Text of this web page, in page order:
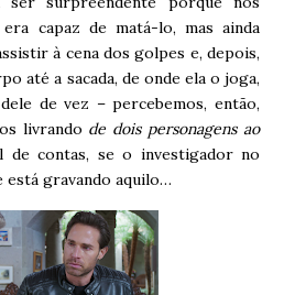
capaz de matá-lo, mas ainda
à cena dos golpes e, depois,
até a sacada, de onde ela o joga,
de vez – percebemos, então,
livrando de dois personagens ao
de contas, se o investigador no
gravando aquilo…